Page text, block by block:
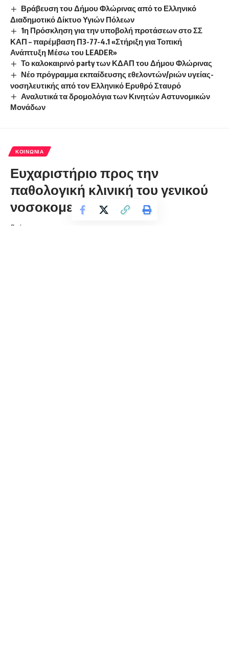
Βράβευση του Δήμου Φλώρινας από το Ελληνικό
Διαδημοτικό Δίκτυο Υγιών Πόλεων
1η Πρόσκληση για την υποβολή προτάσεων στο ΣΣ
ΚΑΠ – παρέμβαση Π3-77-4.1 «Στήριξη για Τοπική
Ανάπτυξη Μέσω του LEADER»
Το καλοκαιρινό party των ΚΔΑΠ του Δήμου Φλώρινας
Νέο πρόγραμμα εκπαίδευσης εθελοντών/ριών υγείας-
νοσηλευτικής από τον Ελληνικό Ερυθρό Σταυρό
Αναλυτικά τα δρομολόγια των Κινητών Αστυνομικών
Μονάδων
ΚΟΙΝΩΝΊΑ
Ευχαριστήριο προς την
παθολογική κλινική του γενικού
νοσοκομείου φλώρινας
florinapress.gr